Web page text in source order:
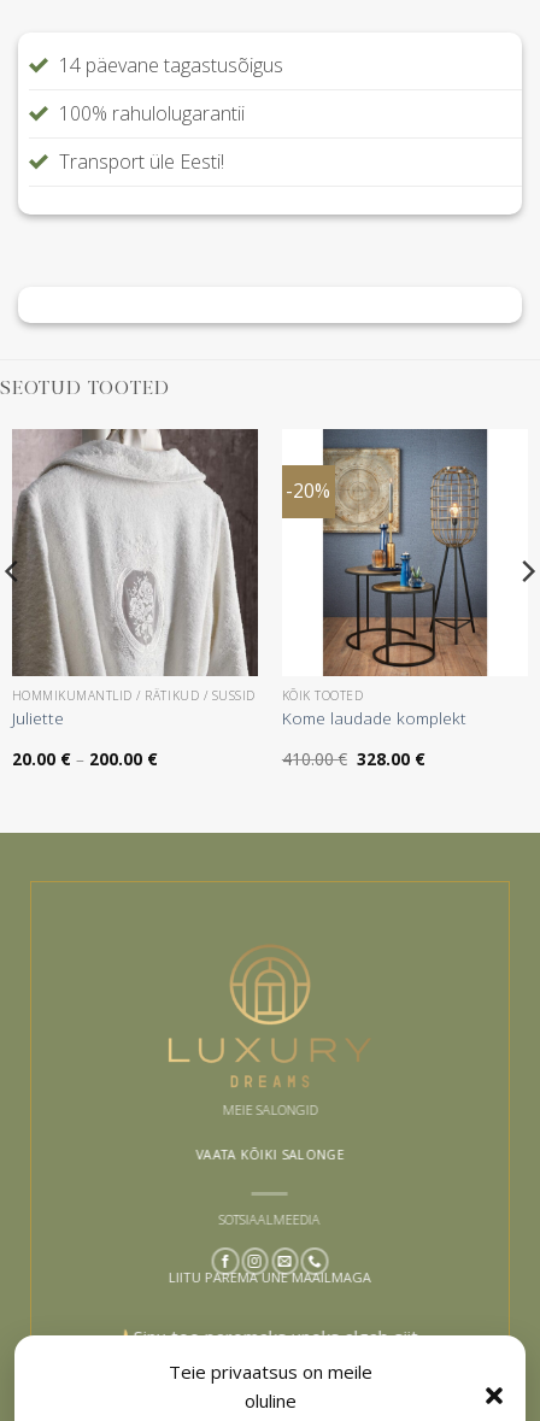
Teie privaatsus on meile
oluline
14 päevane tagastusõigus
100% rahulolugarantii
Transport üle Eesti!
SEOTUD TOOTED
HOMMIKUMANTLID / RÄTIKUD / SUSSID
Juliette
20.00 € – 200.00 €Hinnavahemik:
-20%
KÕIK TOOTED
Kome laudade komplekt
410.00€ Algne
328.00 €Praegune
MEIE SALONGID
VAATA KÕIKI SALONGE
SOTSIAALMEEDIA
LIITU PAREMA UNE MAAILMAGA
Sinu tee paremaks uneks algab siit –
liitu ja lase end inspireerida